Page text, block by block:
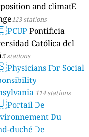
and climatE
123 stations
PCUP Pontificia
Católica del
5 stations
Physicians For Social
114 stations
Portail De
Du
duché De